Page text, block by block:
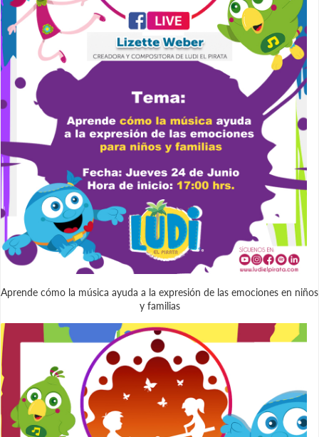
Aprende cómo la música ayuda a la expresión de las emociones en niños
y familias